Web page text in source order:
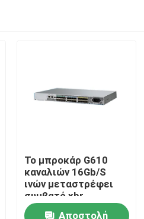
Το μπροκάρ G610
καναλιών 16Gb/S
ινών μεταστρέφει
συμβατό xbr-
R000162
Αποστολή